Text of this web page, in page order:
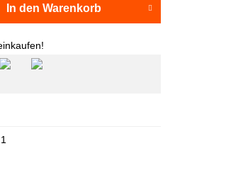
In den Warenkorb